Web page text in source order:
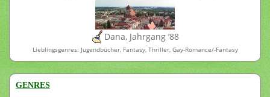
Dana, Jahrgang ’88
Lieblingsgenres: Jugendbücher, Fantasy, Thriller, Gay-Romance/-Fantasy
GENRES